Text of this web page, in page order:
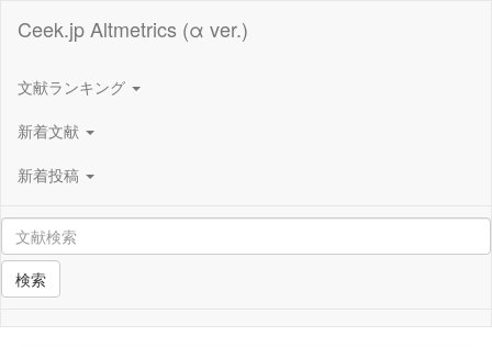
Ceek.jp Altmetrics (α ver.)
文献ランキング
新着文献
新着投稿
検索